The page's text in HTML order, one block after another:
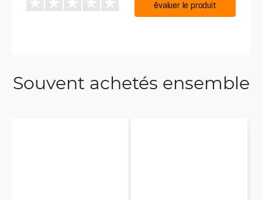
évaluer le produit
Souvent achetés ensemble